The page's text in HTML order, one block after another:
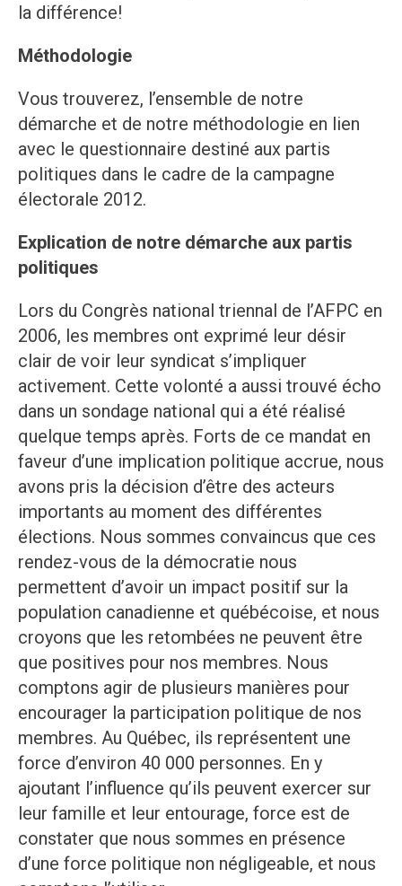
la différence!
Méthodologie
Vous trouverez, l’ensemble de notre
démarche et de notre méthodologie en lien
avec le questionnaire destiné aux partis
politiques dans le cadre de la campagne
électorale 2012.
Explication de notre démarche aux partis
politiques
Lors du Congrès national triennal de l’AFPC en
2006, les membres ont exprimé leur désir
clair de voir leur syndicat s’impliquer
activement. Cette volonté a aussi trouvé écho
dans un sondage national qui a été réalisé
quelque temps après. Forts de ce mandat en
faveur d’une implication politique accrue, nous
avons pris la décision d’être des acteurs
importants au moment des différentes
élections. Nous sommes convaincus que ces
rendez-vous de la démocratie nous
permettent d’avoir un impact positif sur la
population canadienne et québécoise, et nous
croyons que les retombées ne peuvent être
que positives pour nos membres. Nous
comptons agir de plusieurs manières pour
encourager la participation politique de nos
membres. Au Québec, ils représentent une
force d’environ 40 000 personnes. En y
ajoutant l’influence qu’ils peuvent exercer sur
leur famille et leur entourage, force est de
constater que nous sommes en présence
d’une force politique non négligeable, et nous